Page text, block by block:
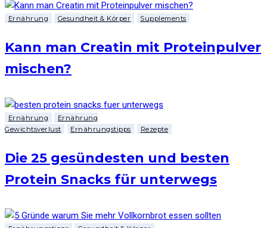
Ernährung Gesundheit & Körper Supplements
Kann man Creatin mit Proteinpulver
mischen?
Ernährung
Ernährung
Gewichtsverlust
Ernährungstipps Rezepte
Die 25 gesündesten und besten
Protein Snacks für unterwegs